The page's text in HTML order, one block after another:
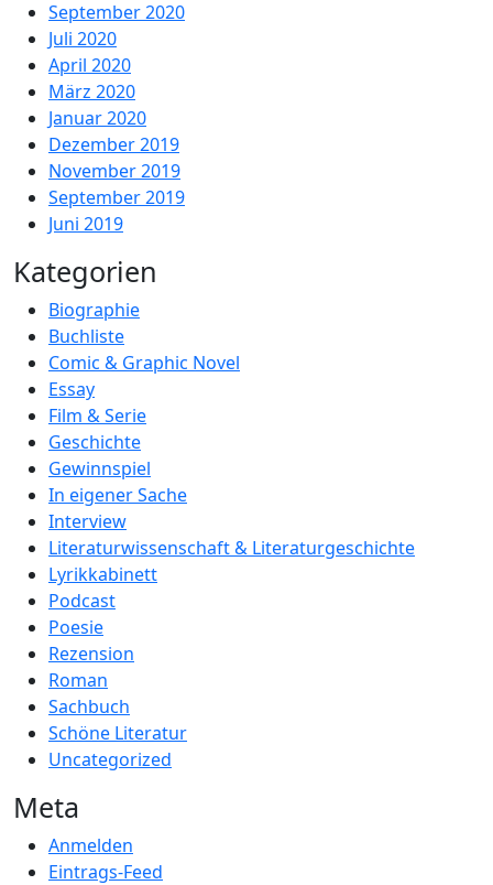
September 2020
Juli 2020
April 2020
März 2020
Januar 2020
Dezember 2019
November 2019
September 2019
Juni 2019
Kategorien
Biographie
Buchliste
Comic & Graphic Novel
Essay
Film & Serie
Geschichte
Gewinnspiel
In eigener Sache
Interview
Literaturwissenschaft & Literaturgeschichte
Lyrikkabinett
Podcast
Poesie
Rezension
Roman
Sachbuch
Schöne Literatur
Uncategorized
Meta
Anmelden
Eintrags-Feed